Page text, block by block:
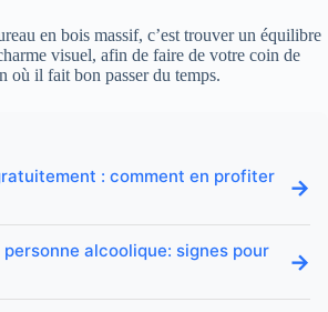
en bois massif, c’est trouver un équilibre
visuel, afin de faire de votre coin de
où il fait bon passer du temps.
: comment en profiter
→
alcoolique: signes pour
→